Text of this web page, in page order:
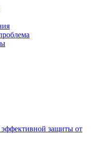
эффективной защиты от